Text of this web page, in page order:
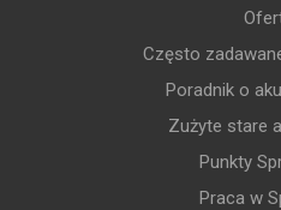
Często
Poradnik o
Zużyte stare
Punkty
Praca w